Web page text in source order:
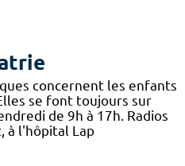
concernent les enfants
se font toujours sur
de 9h à 17h. Radios
à l'hôpital Lap